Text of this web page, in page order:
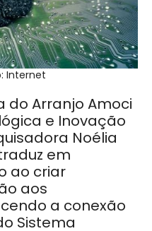
Internet
do Arranjo Amoci
e Inovação
Noélia
em
ao criar
aos
a conexão
Sistema